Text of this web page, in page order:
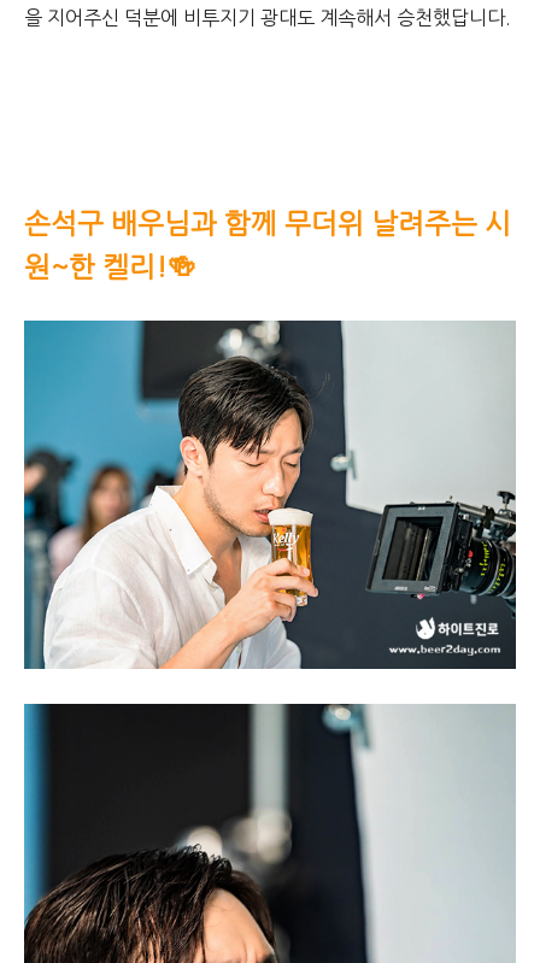
을 지어주신 덕분에 비투지기 광대도 계속해서 승천했답니다.
손석구 배우님과 함께 무더위 날려주는 시
원~한 켈리!🍻